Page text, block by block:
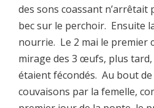
des sons coassant n’arrêtait
bec sur le perchoir. Ensuite
nourrie. Le 2 mai le premier
mirage des 3 œufs, plus
étaient fécondés. Au bout
couvaisons par la femelle,